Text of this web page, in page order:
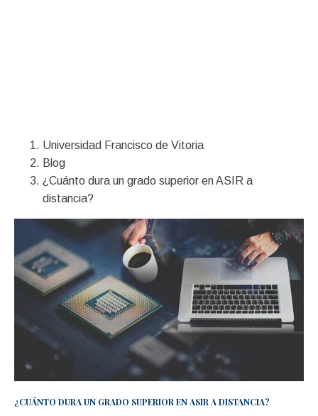
Universidad Francisco de Vitoria
Blog
¿Cuánto dura un grado superior en ASIR a
distancia?
¿CUÁNTO DURA UN GRADO SUPERIOR EN ASIR A DISTANCIA?